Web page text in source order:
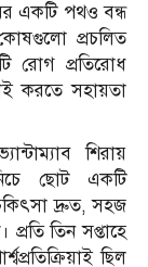
একটি পথও বন্ধ
প্রচলিত
রোগ প্রতিরোধ
করতে সহায়তা
শিরায়
ছোট একটি
দ্রুত, সহজ
তিন সপ্তাহে
ছিল